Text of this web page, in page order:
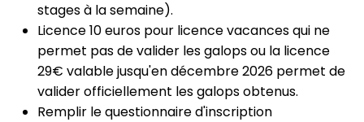
stages à la semaine).
Licence 10 euros pour licence vacances qui ne
permet pas de valider les galops ou la licence
29€ valable jusqu'en décembre 2026 permet de
valider officiellement les galops obtenus.
Remplir le questionnaire d'inscription